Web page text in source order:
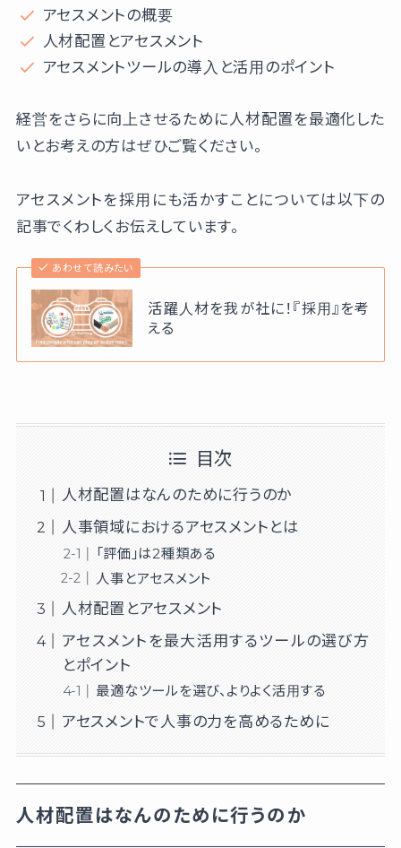
アセスメントの概要
人材配置とアセスメント
アセスメントツールの導入と活用のポイント
経営をさらに向上させるために人材配置を最適化した
いとお考えの方はぜひご覧ください。
アセスメントを採用にも活かすことについては以下の
記事でくわしくお伝えしています。
あわせて読みたい
活躍人材を我が社に！『採用』を考
える
目次
人材配置はなんのために行うのか
人事領域におけるアセスメントとは
「評価」は2種類ある
人事とアセスメント
人材配置とアセスメント
アセスメントを最大活用するツールの選び方
とポイント
最適なツールを選び、よりよく活用する
アセスメントで人事の力を高めるために
人材配置はなんのために行うのか